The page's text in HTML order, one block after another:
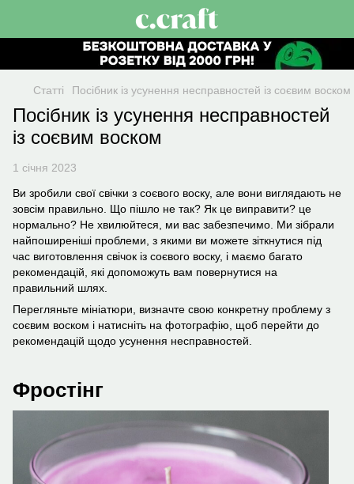
Статті Посібник із усунення несправностей із соєвим воском
Посібник із усунення несправностей
із соєвим воском
1 січня 2023
Ви зробили свої свічки з соєвого воску, але вони виглядають не
зовсім правильно. Що пішло не так? Як це виправити? це
нормально? Не хвилюйтеся, ми вас забезпечимо. Ми зібрали
найпоширеніші проблеми, з якими ви можете зіткнутися під
час виготовлення свічок із соєвого воску, і маємо багато
рекомендацій, які допоможуть вам повернутися на
правильний шлях.
Перегляньте мініатюри, визначте свою конкретну проблему з
соєвим воском і натисніть на фотографію, щоб перейти до
рекомендацій щодо усунення несправностей.
Фростінг